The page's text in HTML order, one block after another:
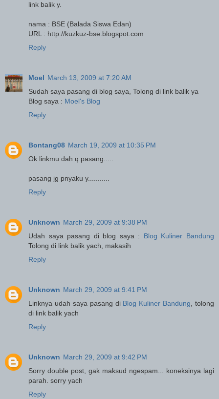
link balik y.
nama : BSE (Balada Siswa Edan)
URL : http://kuzkuz-bse.blogspot.com
Reply
Moel March 13, 2009 at 7:20 AM
Sudah saya pasang di blog saya, Tolong di link balik ya
Blog saya : Moel's Blog
Reply
Bontang08 March 19, 2009 at 10:35 PM
Ok linkmu dah q pasang.....
pasang jg pnyaku y...........
Reply
Unknown March 29, 2009 at 9:38 PM
Udah saya pasang di blog saya : Blog Kuliner Bandung
Tolong di link balik yach, makasih
Reply
Unknown March 29, 2009 at 9:41 PM
Linknya udah saya pasang di Blog Kuliner Bandung, tolong
di link balik yach
Reply
Unknown March 29, 2009 at 9:42 PM
Sorry double post, gak maksud ngespam... koneksinya lagi
parah. sorry yach
Reply